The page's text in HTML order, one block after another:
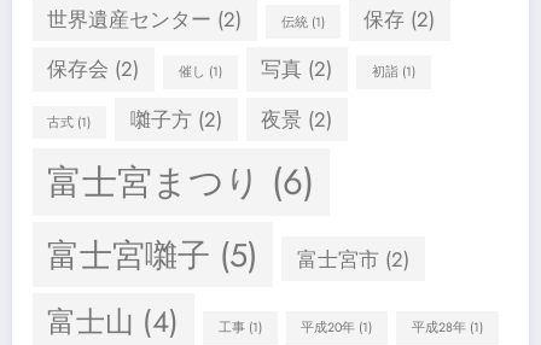
世界遺産センター (2) 伝統(1) 保存 (2)
保存会 (2) 催し (1) 写真 (2) 初詣(1)
古式 (1) 囃子方(2) 夜景 (2)
富士宮まつり (6)
富士宮囃子 (5) 富士宮市(2)
富士山 (4) 工事(1) 平成20年 (1) 平成28年(1)